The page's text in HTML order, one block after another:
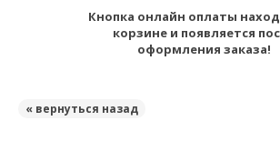
Кнопка онлайн оплаты
корзине и появляется
оформления заказа!
« вернуться назад